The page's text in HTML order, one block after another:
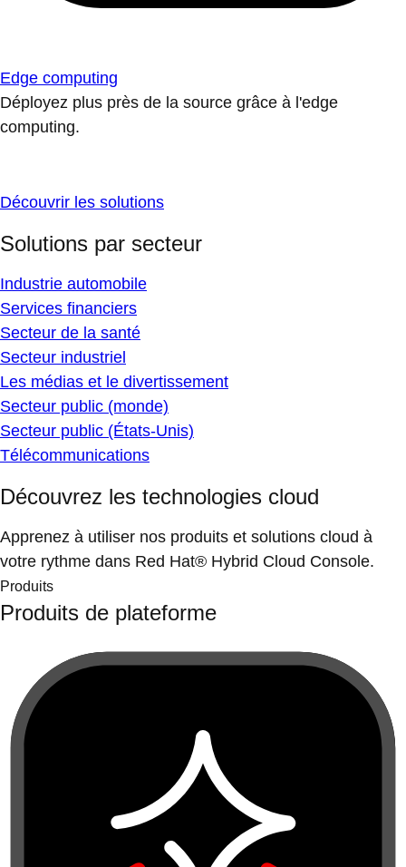
Edge computing
Déployez plus près de la source grâce à l'edge
computing.
Découvrir les solutions
Solutions par secteur
Industrie automobile
Services financiers
Secteur de la santé
Secteur industriel
Les médias et le divertissement
Secteur public (monde)
Secteur public (États-Unis)
Télécommunications
Découvrez les technologies cloud
Apprenez à utiliser nos produits et solutions cloud à
votre rythme dans Red Hat® Hybrid Cloud Console.
Produits
Produits de plateforme